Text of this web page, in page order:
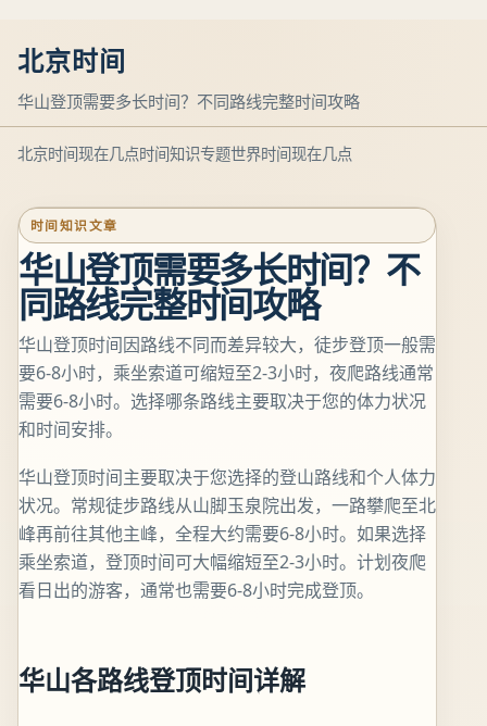
北京时间
华山登顶需要多长时间？不同路线完整时间攻略
北京时间现在几点时间知识专题世界时间现在几点
时间知识文章
华山登顶需要多长时间？不
同路线完整时间攻略
华山登顶时间因路线不同而差异较大，徒步登顶一般需
要6-8小时，乘坐索道可缩短至2-3小时，夜爬路线通常
需要6-8小时。选择哪条路线主要取决于您的体力状况
和时间安排。
华山登顶时间主要取决于您选择的登山路线和个人体力
状况。常规徒步路线从山脚玉泉院出发，一路攀爬至北
峰再前往其他主峰，全程大约需要6-8小时。如果选择
乘坐索道，登顶时间可大幅缩短至2-3小时。计划夜爬
看日出的游客，通常也需要6-8小时完成登顶。
华山各路线登顶时间详解